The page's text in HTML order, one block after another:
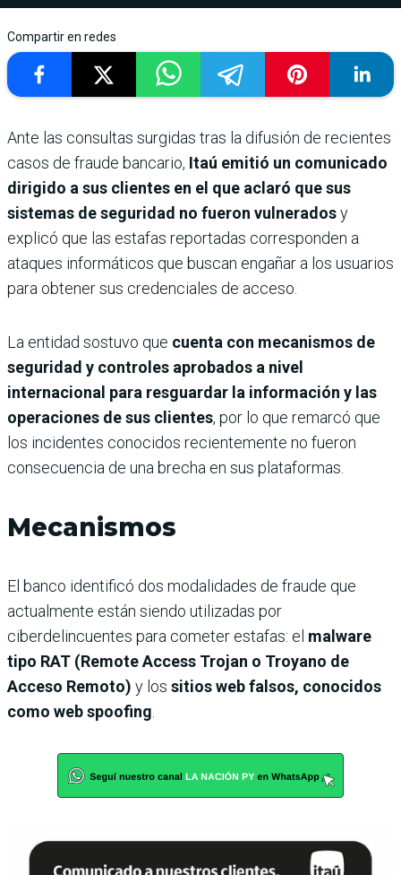
Compartir en redes
Ante las consultas surgidas tras la difusión de recientes
casos de fraude bancario, Itaú emitió un comunicado
dirigido a sus clientes en el que aclaró que sus
sistemas de seguridad no fueron vulneradosy
explicó que las estafas reportadas corresponden a
ataques informáticos que buscan engañar a los usuarios
para obtener sus credenciales de acceso.
La entidad sostuvo que cuenta con mecanismos de
seguridad y controles aprobados a nivel
internacional para resguardar la información y las
operaciones de sus clientes, por lo que remarcó que
los incidentes conocidos recientemente no fueron
consecuencia de una brecha en sus plataformas.
Mecanismos
El banco identificó dos modalidades de fraude que
actualmente están siendo utilizadas por
ciberdelincuentes para cometer estafas: el malware
tipo RAT (Remote Access Trojan o Troyano de
Acceso Remoto) y los sitios web falsos, conocidos
como web spoofing